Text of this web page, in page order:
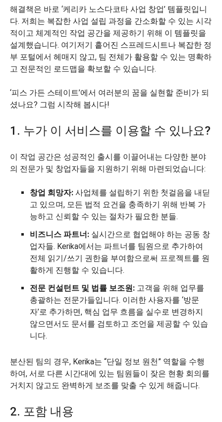
해결책은 바로 ‘케리카 노스다코타 사업 창업’ 템플릿입니
다. 저희는 복잡한 사업 설립 과정을 간소화할 수 있는 시각
적이고 체계적인 작업 공간을 제공하기 위해 이 템플릿을
설계했습니다. 여기저기 흩어진 스프레드시트나 복잡한 정
부 포털에서 헤매지 않고, 팀 전체가 활용할 수 있는 명확하
고 전문적인 로드맵을 확보할 수 있습니다.
‘피스 가든 스테이트’에서 여러분의 꿈을 실현할 준비가 되
셨나요? 그럼 시작해 봅시다!
1. 누가 이 서비스를 이용할 수 있나요?
이 작업 공간은 성공적인 출시를 이끌어내는 다양한 분야
의 전문가 및 창업자들을 지원하기 위해 마련되었습니다:
창업 희망자: 사업체를 설립하기 위한 첫걸음을 내딛
고 있으며, 모든 법적 요건을 충족하기 위해 반복 가
능하고 신뢰할 수 있는 절차가 필요한 분들.
비즈니스 파트너: 실시간으로 협업해야 하는 공동 창
업자들. Kerika에서는 파트너를 팀원으로 추가하여
전체 읽기/쓰기 권한을 부여함으로써 프로젝트를 원
활하게 진행할 수 있습니다.
전문 컨설턴트 및 법률 보조원: 고객을 위해 업무를
총괄하는 전문가들입니다. 이러한 사용자를 ‘방문
자’로 추가하면, 핵심 업무 흐름을 실수로 변경하지
않으면서도 문서를 검토하고 조언을 제공할 수 있습
니다.
분산된 팀의 경우, Kerika는 “단일 정보 원천” 역할을 수행
하여, 서로 다른 시간대에 있는 팀원들이 잦은 현황 회의를
거치지 않고도 완벽하게 보조를 맞출 수 있게 해줍니다.
2. 포함 내용